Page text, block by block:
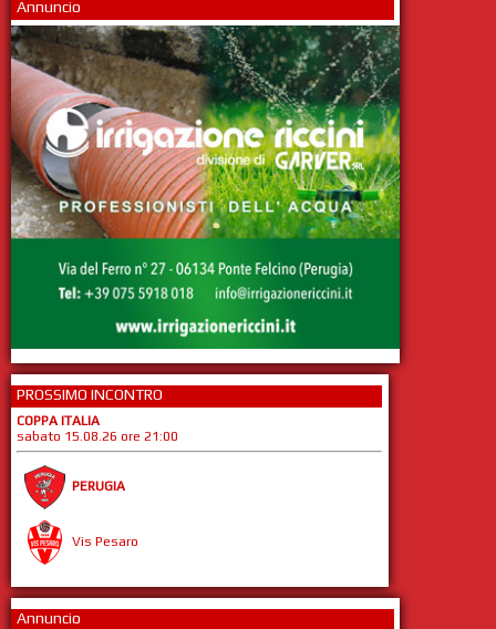
Annuncio
PROSSIMO INCONTRO
COPPA ITALIA
sabato 15.08.26 ore 21:00
PERUGIA
Vis Pesaro
Annuncio